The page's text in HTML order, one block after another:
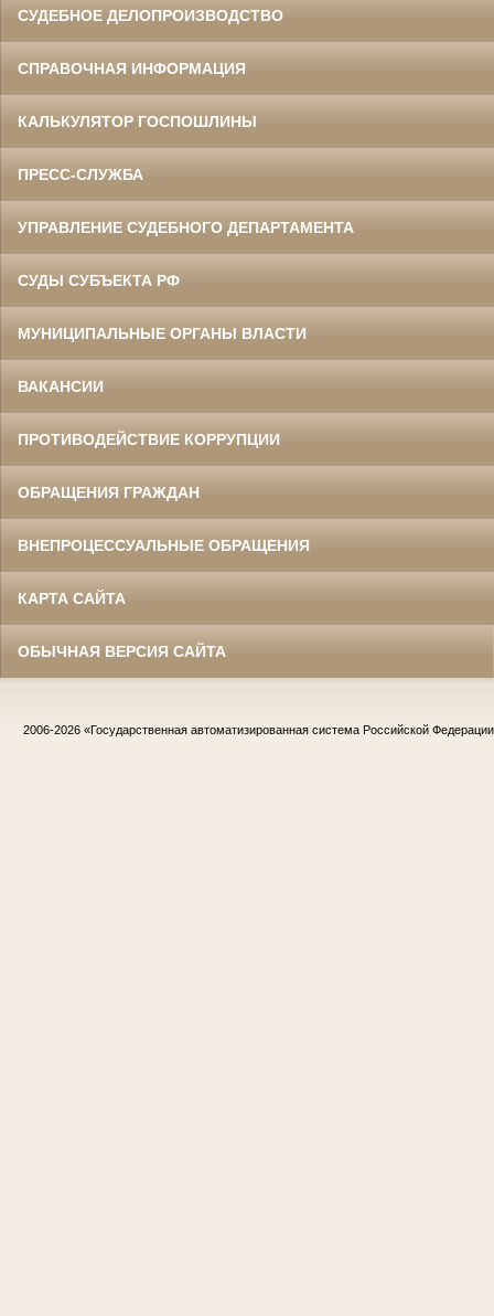
СУДЕБНОЕ ДЕЛОПРОИЗВОДСТВО
СПРАВОЧНАЯ ИНФОРМАЦИЯ
КАЛЬКУЛЯТОР ГОСПОШЛИНЫ
ПРЕСС-СЛУЖБА
УПРАВЛЕНИЕ СУДЕБНОГО ДЕПАРТАМЕНТА
СУДЫ СУБЪЕКТА РФ
МУНИЦИПАЛЬНЫЕ ОРГАНЫ ВЛАСТИ
ВАКАНСИИ
ПРОТИВОДЕЙСТВИЕ КОРРУПЦИИ
ОБРАЩЕНИЯ ГРАЖДАН
ВНЕПРОЦЕССУАЛЬНЫЕ ОБРАЩЕНИЯ
КАРТА САЙТА
ОБЫЧНАЯ ВЕРСИЯ САЙТА
2006-2026 «Государственная автоматизированная система Российской